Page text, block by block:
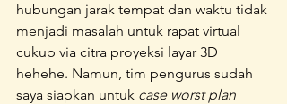
hubungan jarak tempat dan waktu tidak
menjadi masalah untuk rapat virtual
cukup via citra proyeksi layar 3D
hehehe. Namun, tim pengurus sudah
saya siapkan untuk case worst plan